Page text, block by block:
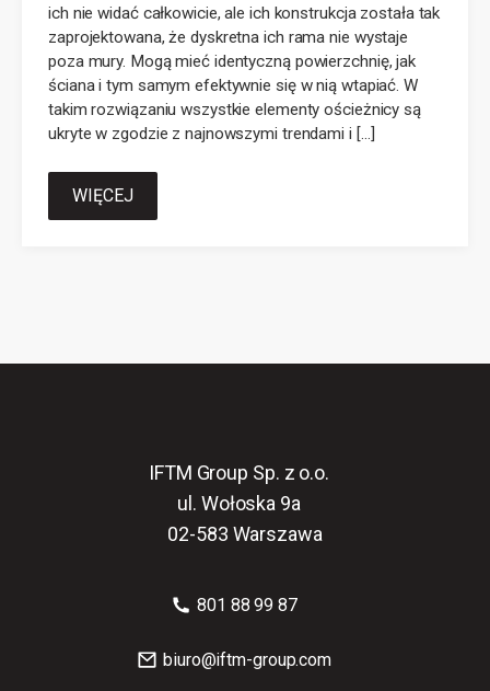
ich nie widać całkowicie, ale ich konstrukcja została tak
zaprojektowana, że dyskretna ich rama nie wystaje
poza mury. Mogą mieć identyczną powierzchnię, jak
ściana i tym samym efektywnie się w nią wtapiać. W
takim rozwiązaniu wszystkie elementy ościeżnicy są
ukryte w zgodzie z najnowszymi trendami i […]
WIĘCEJ
IFTM Group Sp. z o.o.
ul. Wołoska 9a
02-583 Warszawa
801 88 99 87
biuro@iftm-group.com